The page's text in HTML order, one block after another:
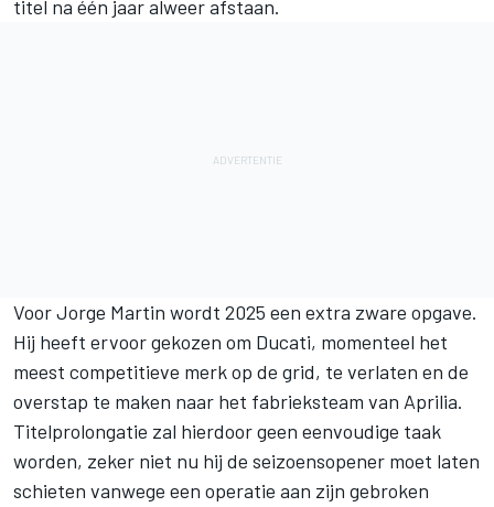
titel na één jaar alweer afstaan.
Voor Jorge Martin wordt 2025 een extra zware opgave.
Hij heeft ervoor gekozen om Ducati, momenteel het
meest competitieve merk op de grid, te verlaten en de
overstap te maken naar het fabrieksteam van Aprilia.
Titelprolongatie zal hierdoor geen eenvoudige taak
worden, zeker niet nu hij de seizoensopener moet laten
schieten vanwege een operatie aan zijn gebroken